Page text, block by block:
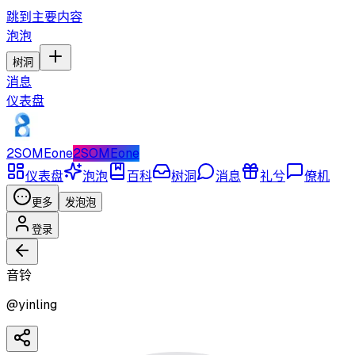
跳到主要内容
泡泡
树洞
消息
仪表盘
2SOMEone2SOMEone
仪表盘
泡泡 百科 树洞 消息 礼兮 僚机
更多 发泡泡
登录
音铃
@yinling